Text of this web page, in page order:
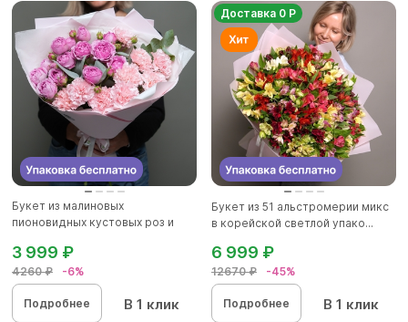
Букет из малиновых
пионовидных кустовых роз и
4260 ₽ -6%
3 999 ₽
Подробнее В 1 клик
Доставка 0 Р
Букет из 51 альстромерии микс
в корейской светлой упако...
12670 ₽ -45%
6 999 ₽
Подробнее В 1 клик